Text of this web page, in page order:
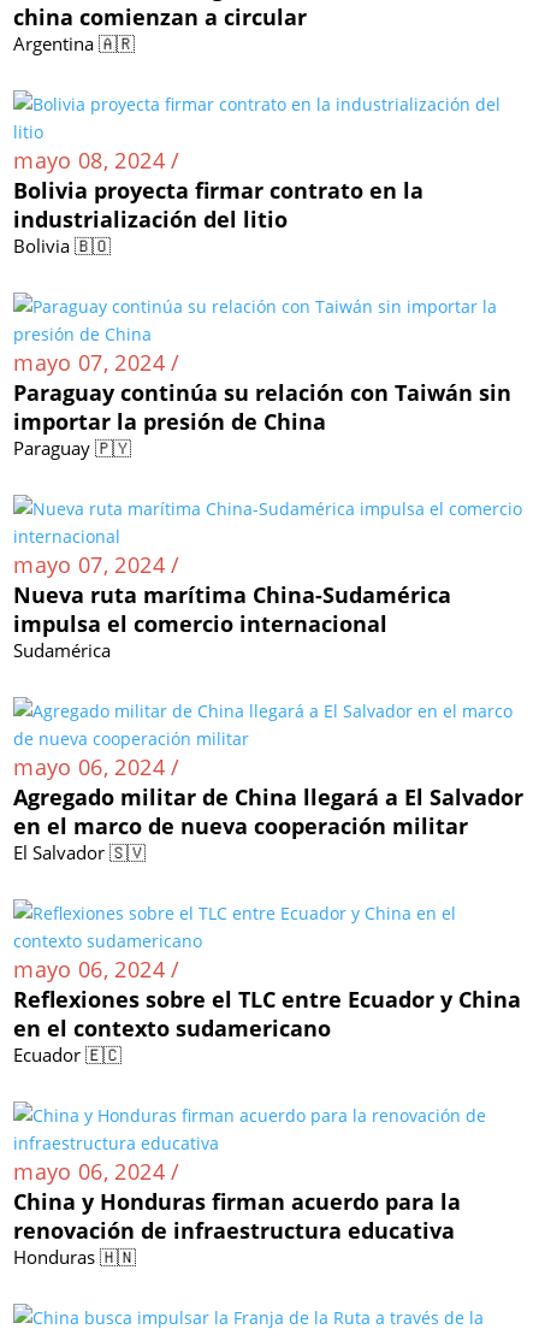
china comienzan a circular
Argentina 🇦🇷
mayo 08, 2024 /
Bolivia proyecta firmar contrato en la
industrialización del litio
Bolivia 🇧🇴
mayo 07, 2024 /
Paraguay continúa su relación con Taiwán sin
importar la presión de China
Paraguay 🇵🇾
mayo 07, 2024 /
Nueva ruta marítima China-Sudamérica
impulsa el comercio internacional
Sudamérica
mayo 06, 2024 /
Agregado militar de China llegará a El Salvador
en el marco de nueva cooperación militar
El Salvador 🇸🇻
mayo 06, 2024 /
Reflexiones sobre el TLC entre Ecuador y China
en el contexto sudamericano
Ecuador 🇪🇨
mayo 06, 2024 /
China y Honduras firman acuerdo para la
renovación de infraestructura educativa
Honduras 🇭🇳